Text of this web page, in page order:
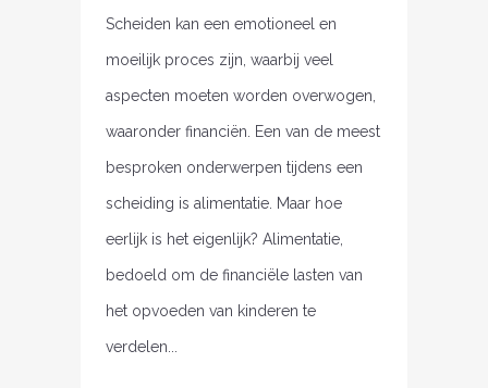
Scheiden kan een emotioneel en
moeilijk proces zijn, waarbij veel
aspecten moeten worden overwogen,
waaronder financiën. Een van de meest
besproken onderwerpen tijdens een
scheiding is alimentatie. Maar hoe
eerlijk is het eigenlijk? Alimentatie,
bedoeld om de financiële lasten van
het opvoeden van kinderen te
verdelen...